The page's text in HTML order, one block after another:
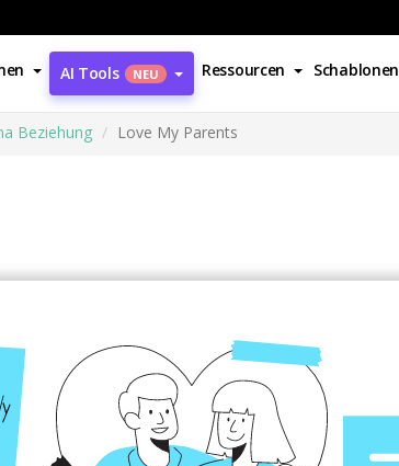
AI Tools NEU Ressourcen Schablonen
Beziehung Love My Parents